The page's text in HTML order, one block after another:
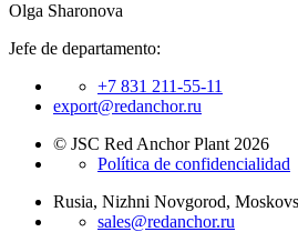
Olga Sharonova
Jefe de departamento:
+7 831 211-55-11
export@redanchor.ru
© JSC Red Anchor Plant 2026
Política de confidencialidad
Rusia, Nizhni Novgorod,
sales@redanchor.ru